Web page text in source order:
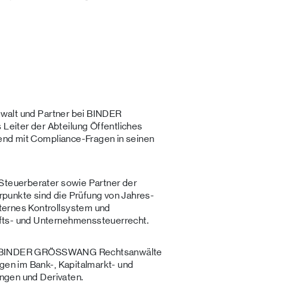
und Partner bei BINDER
Leiter der Abteilung Öffentliches
mit Compliance-Fragen in seinen
sowie Partner der
sind die Prüfung von Jahres-
Kontrollsystem und
und Unternehmenssteuerrecht.
GRÖSSWANG Rechtsanwälte
im Bank-, Kapitalmarkt- und
und Derivaten.